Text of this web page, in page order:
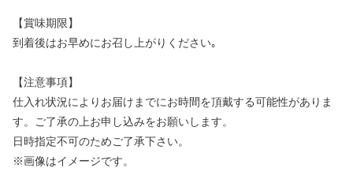
【賞味期限】
到着後はお早めにお召し上がりください｡
【注意事項】
仕入れ状況によりお届けまでにお時間を頂戴する可能性がありま
す。ご了承の上お申し込みをお願いします。
日時指定不可のためご了承下さい。
※画像はイメージです。